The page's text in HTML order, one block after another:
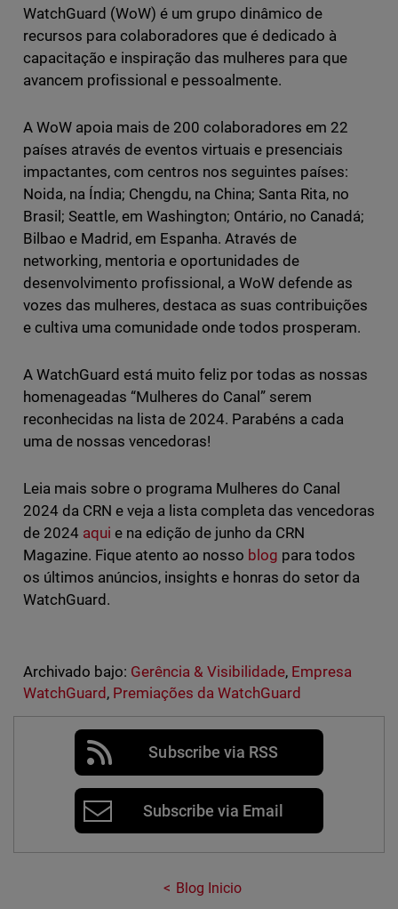
WatchGuard (WoW) é um grupo dinâmico de
recursos para colaboradores que é dedicado à
capacitação e inspiração das mulheres para que
avancem profissional e pessoalmente.
A WoW apoia mais de 200 colaboradores em 22
países através de eventos virtuais e presenciais
impactantes, com centros nos seguintes países:
Noida, na Índia; Chengdu, na China; Santa Rita, no
Brasil; Seattle, em Washington; Ontário, no Canadá;
Bilbao e Madrid, em Espanha. Através de
networking, mentoria e oportunidades de
desenvolvimento profissional, a WoW defende as
vozes das mulheres, destaca as suas contribuições
e cultiva uma comunidade onde todos prosperam.
A WatchGuard está muito feliz por todas as nossas
homenageadas “Mulheres do Canal” serem
reconhecidas na lista de 2024. Parabéns a cada
uma de nossas vencedoras!
Leia mais sobre o programa Mulheres do Canal
2024 da CRN e veja a lista completa das vencedoras
de 2024 aqui e na edição de junho da CRN
Magazine. Fique atento ao nosso blog para todos
os últimos anúncios, insights e honras do setor da
WatchGuard.
Archivado bajo: Gerência & Visibilidade, Empresa
WatchGuard , Premiações da WatchGuard
Subscribe via RSS
Subscribe via Email
Blog Inicio